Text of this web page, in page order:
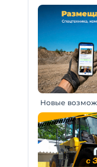
Новые